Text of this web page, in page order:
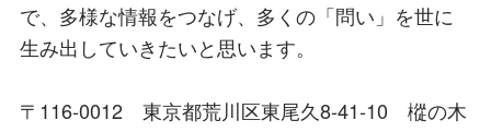
で、多様な情報をつなげ、多くの「問い」を世に
生み出していきたいと思います。
〒116-0012 東京都荒川区東尾久8-41-10 樅の木